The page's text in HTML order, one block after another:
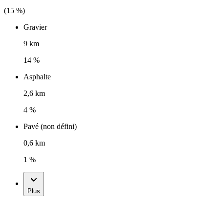
(15 %)
Gravier
9 km
14 %
Asphalte
2,6 km
4 %
Pavé (non défini)
0,6 km
1 %
Plus